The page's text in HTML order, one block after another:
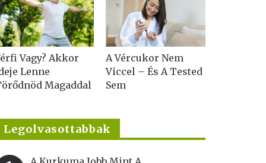
Vagy? Akkor
Lenne
Magaddal
A Vércukor Nem
Viccel – És A Tested
Sem
Legolvasottabbak